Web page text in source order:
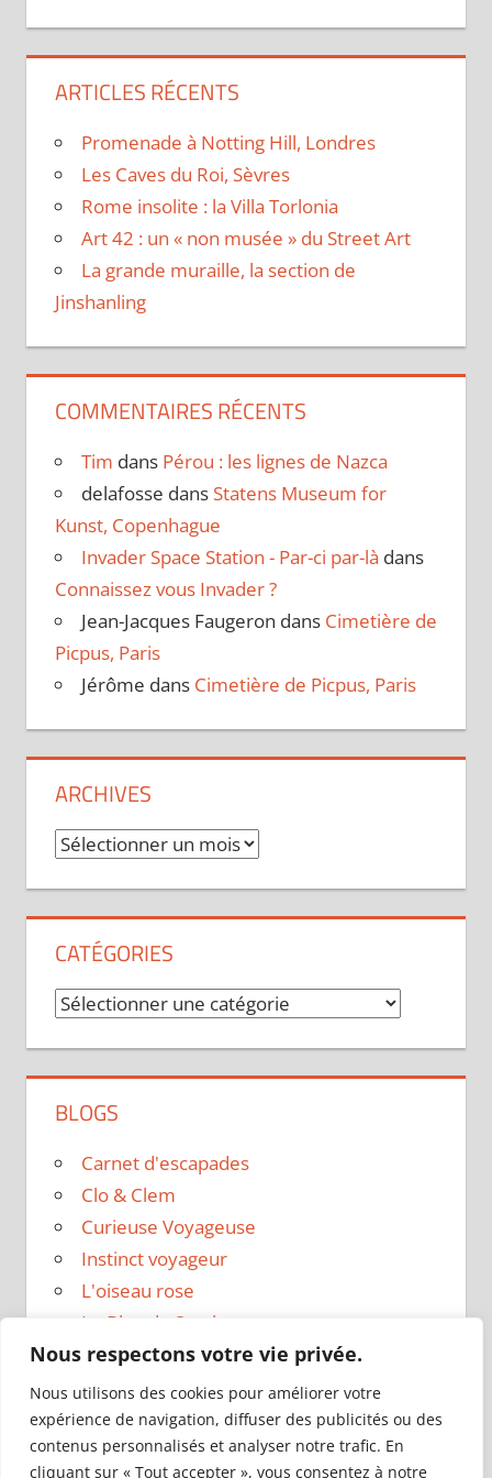
Nous respectons votre vie privée.
Nous utilisons des cookies pour améliorer votre
expérience de navigation, diffuser des publicités ou des
contenus personnalisés et analyser notre trafic. En
cliquant sur « Tout accepter », vous consentez à notre
ARTICLES RÉCENTS
Promenade à Notting Hill, Londres
Les Caves du Roi, Sèvres
Rome insolite : la Villa Torlonia
Art 42 : un « non musée » du Street Art
La grande muraille, la section de
Jinshanling
COMMENTAIRES RÉCENTS
Tim dans Pérou : les lignes de Nazca
delafosse dans Statens Museum for
Kunst, Copenhague
Invader Space Station - Par-ci par-là dans
Connaissez vous Invader ?
Jean-Jacques Faugeron dans Cimetière de
Picpus, Paris
Jérôme dans Cimetière de Picpus, Paris
ARCHIVES
Archives
CATÉGORIES
Catégories
BLOGS
Carnet d'escapades
Clo & Clem
Curieuse Voyageuse
Instinct voyageur
L'oiseau rose
Le Blog de Sarah
Le sac a dos
Madame Oreille
Voyages et Vagabondages